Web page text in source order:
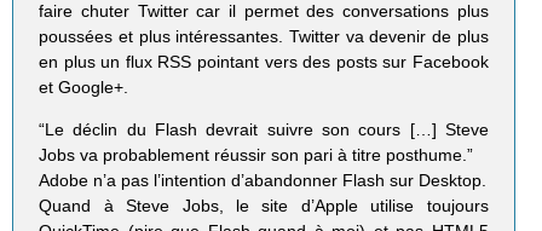
faire chuter Twitter car il permet des conversations plus
poussées et plus intéressantes. Twitter va devenir de plus
en plus un flux RSS pointant vers des posts sur Facebook
et Google+.
“Le déclin du Flash devrait suivre son cours […] Steve
Jobs va probablement réussir son pari à titre posthume.”
Adobe n’a pas l’intention d’abandonner Flash sur Desktop.
Quand à Steve Jobs, le site d’Apple utilise toujours